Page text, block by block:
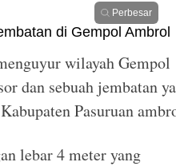
Perbesar
wilayah Gempol
dan sebuah jembatan
Pasuruan
lebar 4 meter yang